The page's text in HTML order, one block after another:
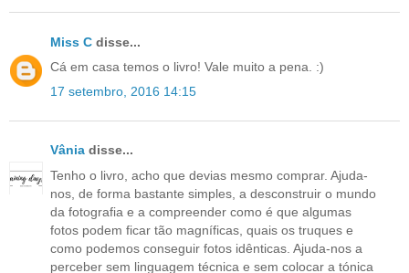
Miss C disse...
Cá em casa temos o livro! Vale muito a pena. :)
17 setembro, 2016 14:15
Vânia disse...
Tenho o livro, acho que devias mesmo comprar. Ajuda-
nos, de forma bastante simples, a desconstruir o mundo
da fotografia e a compreender como é que algumas
fotos podem ficar tão magníficas, quais os truques e
como podemos conseguir fotos idênticas. Ajuda-nos a
perceber sem linguagem técnica e sem colocar a tónica